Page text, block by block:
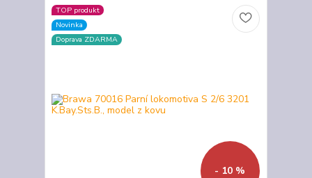
TOP produkt
Novinka
Doprava ZDARMA
- 10 %